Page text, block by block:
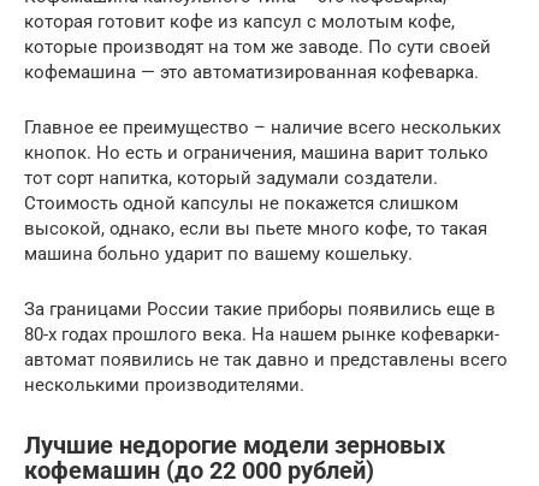
которая готовит кофе из капсул с молотым кофе,
которые производят на том же заводе. По сути своей
кофемашина — это автоматизированная кофеварка.
Главное ее преимущество – наличие всего нескольких
кнопок. Но есть и ограничения, машина варит только
тот сорт напитка, который задумали создатели.
Стоимость одной капсулы не покажется слишком
высокой, однако, если вы пьете много кофе, то такая
машина больно ударит по вашему кошельку.
За границами России такие приборы появились еще в
80-х годах прошлого века. На нашем рынке кофеварки-
автомат появились не так давно и представлены всего
несколькими производителями.
Лучшие недорогие модели зерновых
кофемашин (до 22 000 рублей)